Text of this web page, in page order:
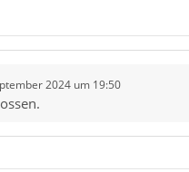
2024 um 19:50